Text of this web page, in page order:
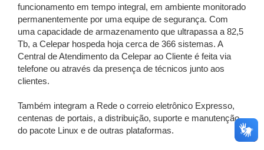
funcionamento em tempo integral, em ambiente monitorado
permanentemente por uma equipe de segurança. Com
uma capacidade de armazenamento que ultrapassa a 82,5
Tb, a Celepar hospeda hoja cerca de 366 sistemas. A
Central de Atendimento da Celepar ao Cliente é feita via
telefone ou através da presença de técnicos junto aos
clientes.
Também integram a Rede o correio eletrônico Expresso,
centenas de portais, a distribuição, suporte e manutenção
do pacote Linux e de outras plataformas.